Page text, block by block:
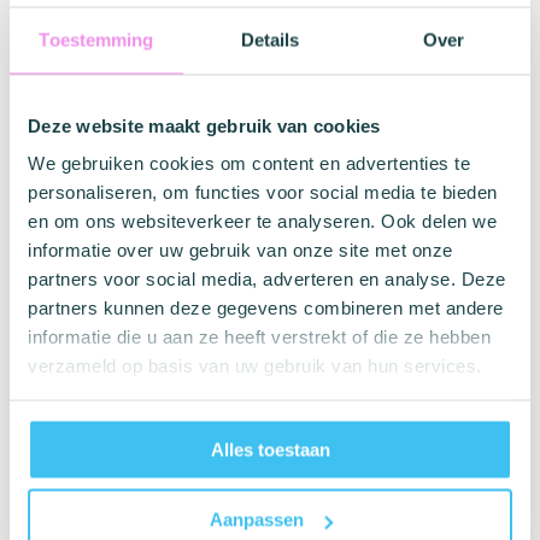
Toestemming Details Over
Deze website maakt gebruik van cookies
We gebruiken cookies om content en advertenties te
personaliseren, om functies voor social media te bieden
en om ons websiteverkeer te analyseren. Ook delen we
informatie over uw gebruik van onze site met onze
partners voor social media, adverteren en analyse. Deze
partners kunnen deze gegevens combineren met andere
informatie die u aan ze heeft verstrekt of die ze hebben
verzameld op basis van uw gebruik van hun services.
Alles toestaan
Aanpassen
FDA) en Europese (CE) autoriteiten.
x 15 cm die speciaal zijn ontworpen als barrière voor
gebruik tijdens orale seks (beffen - orale vaginale seks, of
rimmen - orale/anale seks).
Sheer Glyde beflapjes
Onze opmerkelijke Sheer Glyde Dams® van superieure
kwaliteit zijn verkrijgbaar in een verscheidenheid aan leuke
en fruitige kleuren en smaken, waaronder crème/vanille,
roze/aardbei, paars/wilde bes en zwart/cola.
zonder doosje!